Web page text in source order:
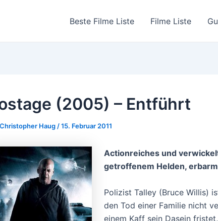
Beste Filme Liste Filme Liste
(2005) – Entführt
Christopher Haug /15. Februar 2011
Actionreiches und
getroffenem Helden,
Polizist Talley (Bruce Willis)
den Tod einer Familie nicht
einem Kaff sein Dasein